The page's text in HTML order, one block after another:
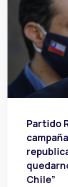
Partido
Chile”